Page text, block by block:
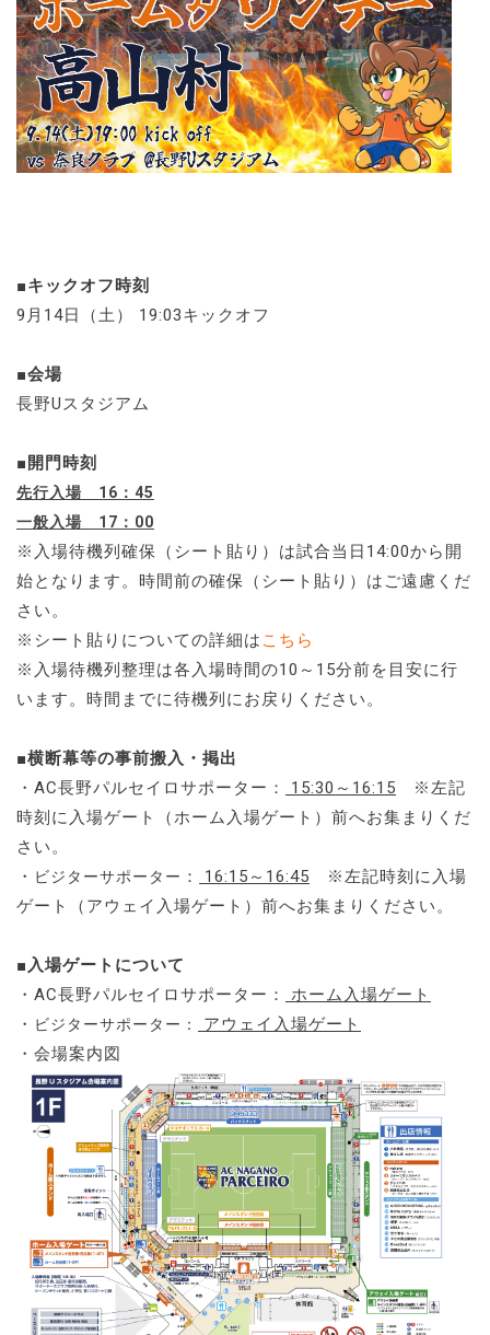
■キックオフ時刻
9月14日（土） 19:03キックオフ
■会場
長野Uスタジアム
■開門時刻
先行入場 16：45
一般入場 17：00
※入場待機列確保（シート貼り）は試合当日14:00から開
始となります。時間前の確保（シート貼り）はご遠慮くだ
さい。
※シート貼りについての詳細は こちら
※入場待機列整理は各入場時間の10～15分前を目安に行
います。時間までに待機列にお戻りください。
■横断幕等の事前搬入・掲出
・AC長野パルセイロサポーター：
15:30～16:15 ※左記
時刻に入場ゲート（ホーム入場ゲート）前へお集まりくだ
さい。
・ ビジターサポーター ： 16:15～16:45 ※左記時刻に入場
ゲート（アウェイ入場ゲート）前へお集まりください。
■入場ゲートについて
・AC長野パルセイロサポーター：
ホーム入場ゲート
・ ビジターサポーター：
アウェイ入場ゲート
・会場案内図